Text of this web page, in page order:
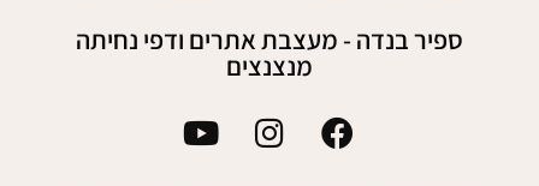
ספיר בנדה - מעצבת אתרים ודפי נחיתה
מנצנצים